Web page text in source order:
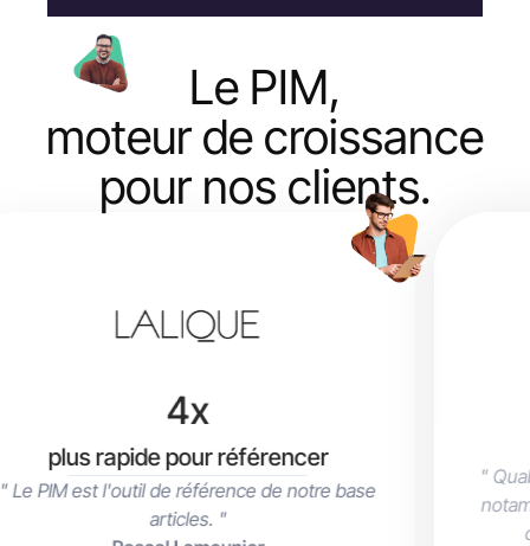
Le PIM,
moteur de croissance
pour nos clients.
de productivité
" Quable fluidifie l'évolution de nos produits,
notamment la création des fiches produits à
destination de nos clients BtoB. "